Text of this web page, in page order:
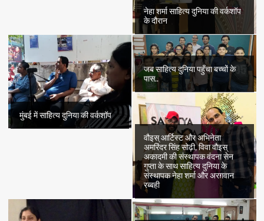
नेहा शर्मा साहित्य दुनिया की वर्कशॉप
के दौरान
मुंबई में साहित्य दुनिया की वर्कशॉप
जब साहित्य दुनिया पहुँचा बच्चों के
पास..
वौइस् आर्टिस्ट और अभिनेता
अमरिंदर सिंह सोढ़ी, विवा वौइस्
अकादमी की संस्थापक वंदना सेन
गुप्ता के साथ साहित्य दुनिया के
संस्थापक नेहा शर्मा और अरग़वान
रब्बही